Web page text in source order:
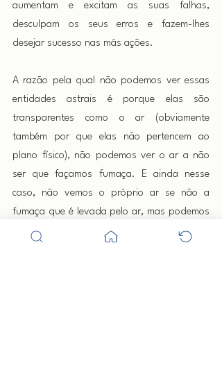
aumentam e excitam as suas falhas,
desculpam os seus erros e fazem-lhes
desejar sucesso nas más ações.
A razão pela qual não podemos ver essas
entidades astrais é porque elas são
transparentes como o ar (obviamente
também por que elas não pertencem ao
plano físico), não podemos ver o ar a não
ser que façamos fumaça. E ainda nesse
caso, não vemos o próprio ar se não a
fumaça que é levada pelo ar, mas podemos
sentir o ar quando se move e podemos